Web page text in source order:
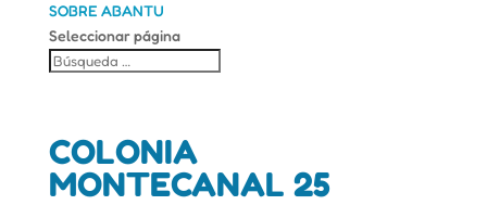
SOBRE ABANTU
Seleccionar página
COLONIA
MONTECANAL 25